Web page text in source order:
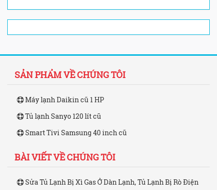
SẢN PHẨM VỀ CHÚNG TÔI
Máy lạnh Daikin cũ 1 HP
Tủ lạnh Sanyo 120 lít cũ
Smart Tivi Samsung 40 inch cũ
BÀI VIẾT VỀ CHÚNG TÔI
Sửa Tủ Lạnh Bị Xì Gas Ở Dàn Lạnh, Tủ Lạnh Bị Rò Điện